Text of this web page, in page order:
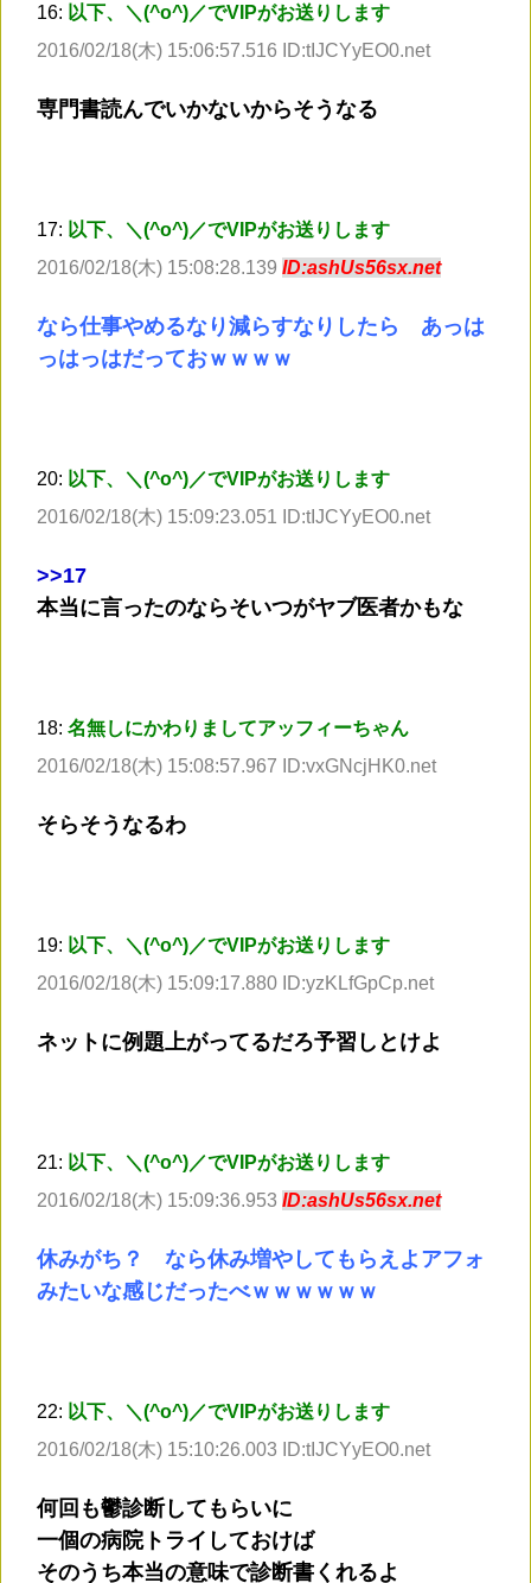
16: 以下、＼(^o^)／でVIPがお送りします
2016/02/18(木) 15:06:57.516 ID:tIJCYyEO0.net
専門書読んでいかないからそうなる
17: 以下、＼(^o^)／でVIPがお送りします
2016/02/18(木) 15:08:28.139 ID:ashUs56sx.net
なら仕事やめるなり減らすなりしたら あっは
っはっはだっておｗｗｗｗ
20: 以下、＼(^o^)／でVIPがお送りします
2016/02/18(木) 15:09:23.051 ID:tIJCYyEO0.net
>>17
本当に言ったのならそいつがヤブ医者かもな
18: 名無しにかわりましてアッフィーちゃん
2016/02/18(木) 15:08:57.967 ID:vxGNcjHK0.net
そらそうなるわ
19: 以下、＼(^o^)／でVIPがお送りします
2016/02/18(木) 15:09:17.880 ID:yzKLfGpCp.net
ネットに例題上がってるだろ予習しとけよ
21: 以下、＼(^o^)／でVIPがお送りします
2016/02/18(木) 15:09:36.953 ID:ashUs56sx.net
休みがち？ なら休み増やしてもらえよアフォ
みたいな感じだったべｗｗｗｗｗｗ
22: 以下、＼(^o^)／でVIPがお送りします
2016/02/18(木) 15:10:26.003 ID:tIJCYyEO0.net
何回も鬱診断してもらいに
一個の病院トライしておけば
そのうち本当の意味で診断書くれるよ